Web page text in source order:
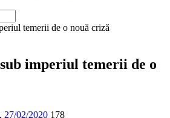
imperiul temerii de o
, 27/02/2020 178